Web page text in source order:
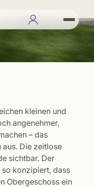
kleinen und
angenehmer,
– das
aus. Die zeitlose
sichtbar. Der
konzipiert, dass
Obergeschoss ein